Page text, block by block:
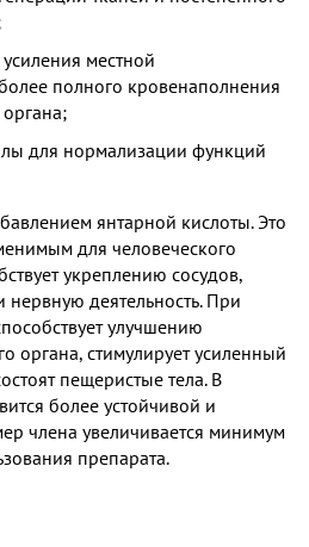
местной
полного кровенаполнения
для нормализации функций
янтарной кислоты. Это
для человеческого
укреплению сосудов,
деятельность. При
улучшению
органа, стимулирует усиленный
пещеристые тела. В
более устойчивой и
члена увеличивается минимум
препарата.